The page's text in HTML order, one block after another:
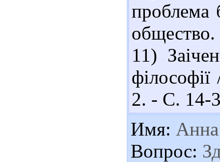
проблема
11)
2. - С. 14-
Имя: Анна
Вопрос: